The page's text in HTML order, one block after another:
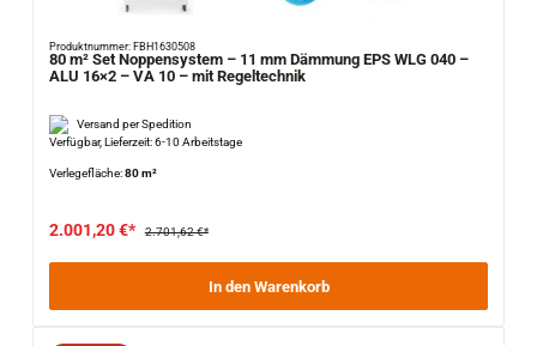
Produktnummer: FBH1630508
80 m² Set Noppensystem – 11 mm Dämmung EPS WLG 040 –
ALU 16×2 – VA 10 – mit Regeltechnik
Versand per Spedition
Verfügbar, Lieferzeit: 6-10 Arbeitstage
Verlegefläche:80 m²
2.001,20 €* 2.701,62 €*
In den Warenkorb